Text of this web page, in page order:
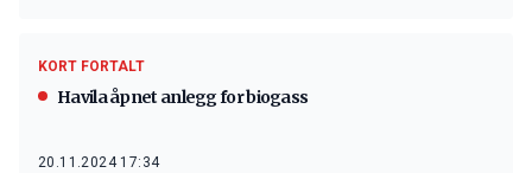
KORT FORTALT
Havila åpnet anlegg for biogass
20.11.2024 17:34